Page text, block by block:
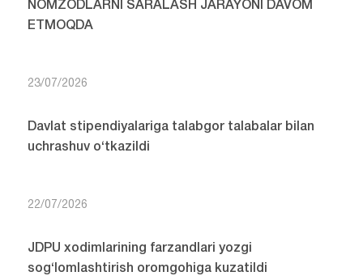
NOMZODLARNI SARALASH JARAYONI DAVOM
ETMOQDA
23/07/2026
Davlat stipendiyalariga talabgor talabalar bilan
uchrashuv o‘tkazildi
22/07/2026
JDPU xodimlarining farzandlari yozgi
sog‘lomlashtirish oromgohiga kuzatildi